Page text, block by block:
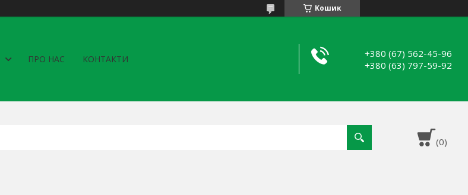
Кошик
ПРО НАС КОНТАКТИ
+380 (67) 562-45-96
+380 (63) 797-59-92